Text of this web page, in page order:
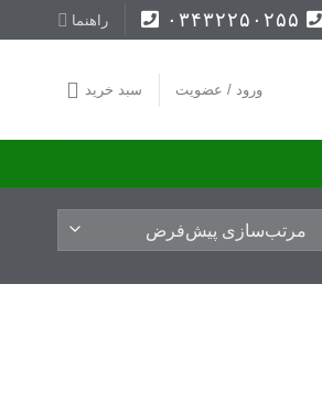
۰۳۴۳۲۲۵۰۲۵۵ راهنما
ورود / عضویت سبد خرید